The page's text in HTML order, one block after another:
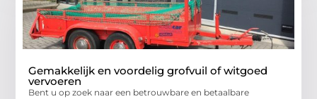
Gemakkelijk en voordelig grofvuil of witgoed
vervoeren
Bent u op zoek naar een betrouwbare en betaalbare